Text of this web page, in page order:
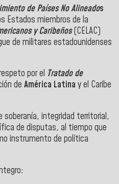
de Países No Alineados
Estados miembros de la
y Caribeños(CELAC)
de militares estadounidenses
por el Tratado de
de América Latina y el Caribe
soberanía, integridad territorial,
de disputas, al tiempo que
instrumento de política